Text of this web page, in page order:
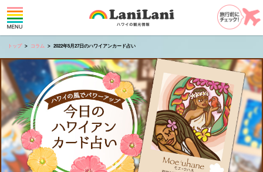
トップ コラム 2022年5月27日のハワイアンカード占い